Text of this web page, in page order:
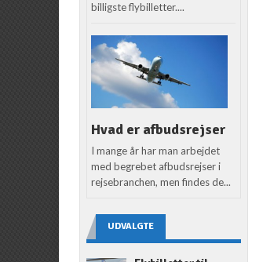
billigste flybilletter....
Hvad er afbudsrejser
I mange år har man arbejdet
med begrebet afbudsrejser i
rejsebranchen, men findes de...
UDVALGTE